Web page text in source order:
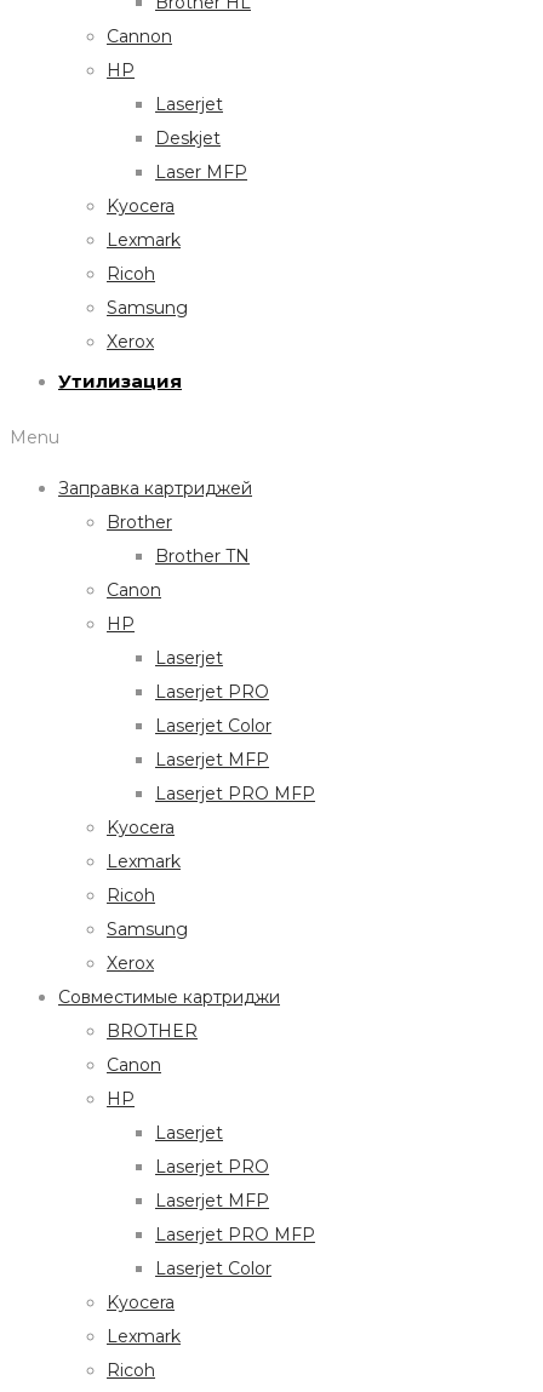
Cannon
HP
Laserjet
Deskjet
Laser MFP
Kyocera
Lexmark
Ricoh
Samsung
Xerox
Утилизация
Menu
Заправка картриджей
Brother
Brother TN
Canon
HP
Laserjet
Laserjet PRO
Laserjet Color
Laserjet MFP
Laserjet PRO MFP
Kyocera
Lexmark
Ricoh
Samsung
Xerox
Совместимые картриджи
BROTHER
Canon
HP
Laserjet
Laserjet PRO
Laserjet MFP
Laserjet PRO MFP
Laserjet Color
Kyocera
Lexmark
Ricoh